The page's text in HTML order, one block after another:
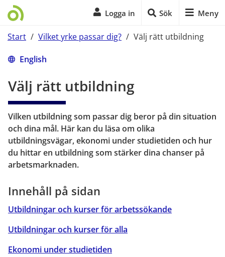
Logga in Sök Meny
Start / Vilket yrke passar dig? / Välj rätt utbildning
English
Välj rätt utbildning
Vilken utbildning som passar dig beror på din situation
och dina mål. Här kan du läsa om olika
utbildningsvägar, ekonomi under studietiden och hur
du hittar en utbildning som stärker dina chanser på
arbetsmarknaden.
Innehåll på sidan
Utbildningar och kurser för arbetssökande
Utbildningar och kurser för alla
Ekonomi under studietiden